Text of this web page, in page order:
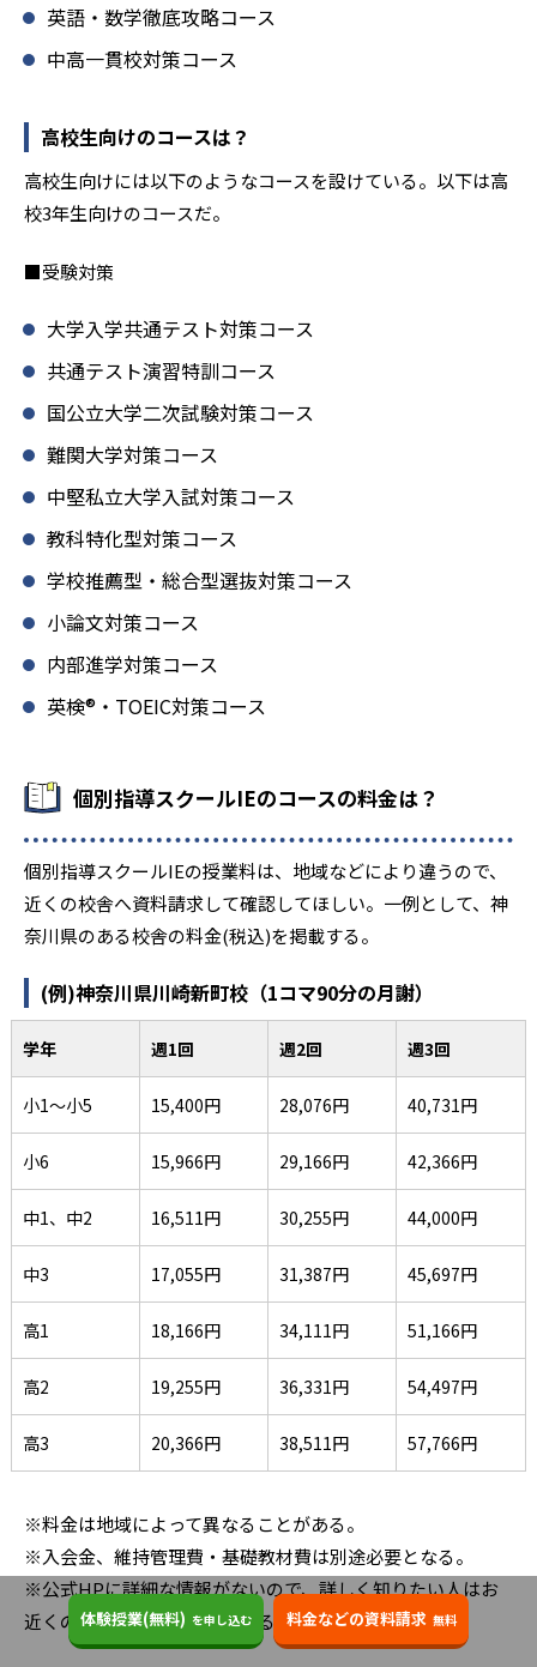
英語・数学徹底攻略コース
中高一貫校対策コース
高校生向けのコースは？
高校生向けには以下のようなコースを設けている。以下は高
校3年生向けのコースだ。
■受験対策
大学入学共通テスト対策コース
共通テスト演習特訓コース
国公立大学二次試験対策コース
難関大学対策コース
中堅私立大学入試対策コース
教科特化型対策コース
学校推薦型・総合型選抜対策コース
小論文対策コース
内部進学対策コース
英検®・TOEIC対策コース
個別指導スクールIEのコースの料金は？
個別指導スクールIEの授業料は、地域などにより違うので、
近くの校舎へ資料請求して確認してほしい。一例として、神
奈川県のある校舎の料金(税込)を掲載する。
(例)神奈川県川崎新町校（1コマ90分の月謝）
学年 週1回 週2回 週3回
小1～小5 15,400円 28,076円 40,731円
小6 15,966円 29,166円 42,366円
中1、中2 16,511円 30,255円 44,000円
中3 17,055円 31,387円 45,697円
高1 18,166円 34,111円 51,166円
高2 19,255円 36,331円 54,497円
高3 20,366円 38,511円 57,766円
※料金は地域によって異なることがある。
※入会金、維持管理費・基礎教材費は別途必要となる。
※公式HPに詳細な情報がないので、詳しく知りたい人はお
近くの校舎にお問い合わせすることをおすすめする。
体験授業(無料) を申し込む 料金などの資料請求 無料